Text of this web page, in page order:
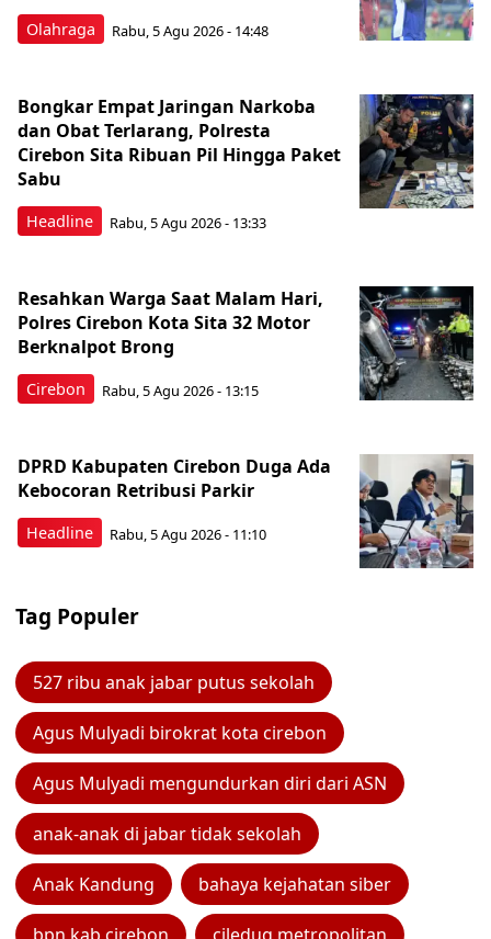
Olahraga Rabu, 5 Agu 2026 - 14:48
Headline
Bongkar Empat Jaringan Narkoba
dan Obat Terlarang, Polresta
Cirebon Sita Ribuan Pil Hingga Paket
Sabu
Rabu, 5 Agu 2026 - 13:33
Cirebon
Resahkan Warga Saat Malam Hari,
Polres Cirebon Kota Sita 32 Motor
Berknalpot Brong
Rabu, 5 Agu 2026 - 13:15
Headline
DPRD Kabupaten Cirebon Duga Ada
Kebocoran Retribusi Parkir
Rabu, 5 Agu 2026 - 11:10
Tag Populer
527 ribu anak jabar putus sekolah
Agus Mulyadi birokrat kota cirebon
Agus Mulyadi mengundurkan diri dari ASN
anak-anak di jabar tidak sekolah
Anak Kandung bahaya kejahatan siber